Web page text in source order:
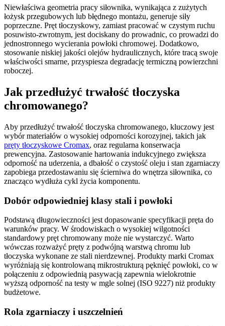
Niewłaściwa geometria pracy siłownika, wynikająca z zużytych
łożysk przegubowych lub błędnego montażu, generuje siły
poprzeczne. Pręt tłoczyskowy, zamiast pracować w czystym ruchu
posuwisto-zwrotnym, jest dociskany do prowadnic, co prowadzi do
jednostronnego wycierania powłoki chromowej. Dodatkowo,
stosowanie niskiej jakości olejów hydraulicznych, które tracą swoje
właściwości smarne, przyspiesza degradację termiczną powierzchni
roboczej.
Jak przedłużyć trwałość tłoczyska
chromowanego?
Aby przedłużyć trwałość tłoczyska chromowanego, kluczowy jest
wybór materiałów o wysokiej odporności korozyjnej, takich jak
pręty tłoczyskowe Cromax, oraz regularna konserwacja
prewencyjna. Zastosowanie hartowania indukcyjnego zwiększa
odporność na uderzenia, a dbałość o czystość oleju i stan zgarniaczy
zapobiega przedostawaniu się ścierniwa do wnętrza siłownika, co
znacząco wydłuża cykl życia komponentu.
Dobór odpowiedniej klasy stali i powłoki
Podstawą długowieczności jest dopasowanie specyfikacji pręta do
warunków pracy. W środowiskach o wysokiej wilgotności
standardowy pręt chromowany może nie wystarczyć. Warto
wówczas rozważyć pręty z podwójną warstwą chromu lub
tłoczyska wykonane ze stali nierdzewnej. Produkty marki Cromax
wyróżniają się kontrolowaną mikrostrukturą pęknięć powłoki, co w
połączeniu z odpowiednią pasywacją zapewnia wielokrotnie
wyższą odporność na testy w mgle solnej (ISO 9227) niż produkty
budżetowe.
Rola zgarniaczy i uszczelnień